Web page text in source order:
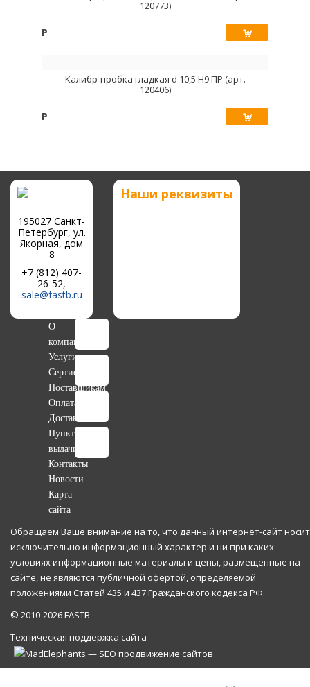
120773)
Р
Калибр-пробка гладкая d 10,5 Н9 ПР (арт.
120406)
Р
195027 Санкт-
Петербург, ул.
Якорная, дом
8
+7 (812) 407-
26-52,
sale@fastb.ru
Наши реквизиты
О
компании
Услуги
Сертификаты
Поставщикам
Оплата
Доставка
Пункты
выдачи
Контакты
Новости
Карта
сайта
Обращаем Ваше внимание на то, что данный интернет-сайт носит
исключительно информационный характер и ни при каких
условиях информационные материалы и цены, размещенные на
сайте, не являются публичной офертой, определяемой
положениями Статей 435 и 437 Гражданского кодекса РФ.
© 2010-2026 FASTB
Техническая поддержка сайта